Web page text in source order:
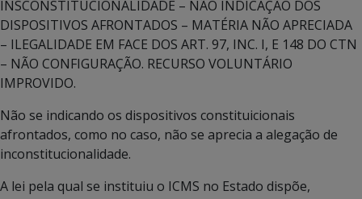
INSCONSTITUCIONALIDADE – NÃO INDICAÇÃO DOS
DISPOSITIVOS AFRONTADOS – MATÉRIA NÃO APRECIADA
– ILEGALIDADE EM FACE DOS ART. 97, INC. I, E 148 DO CTN
– NÃO CONFIGURAÇÃO. RECURSO VOLUNTÁRIO
IMPROVIDO.
Não se indicando os dispositivos constituicionais
afrontados, como no caso, não se aprecia a alegação de
inconstitucionalidade.
A lei pela qual se instituiu o ICMS no Estado dispõe,